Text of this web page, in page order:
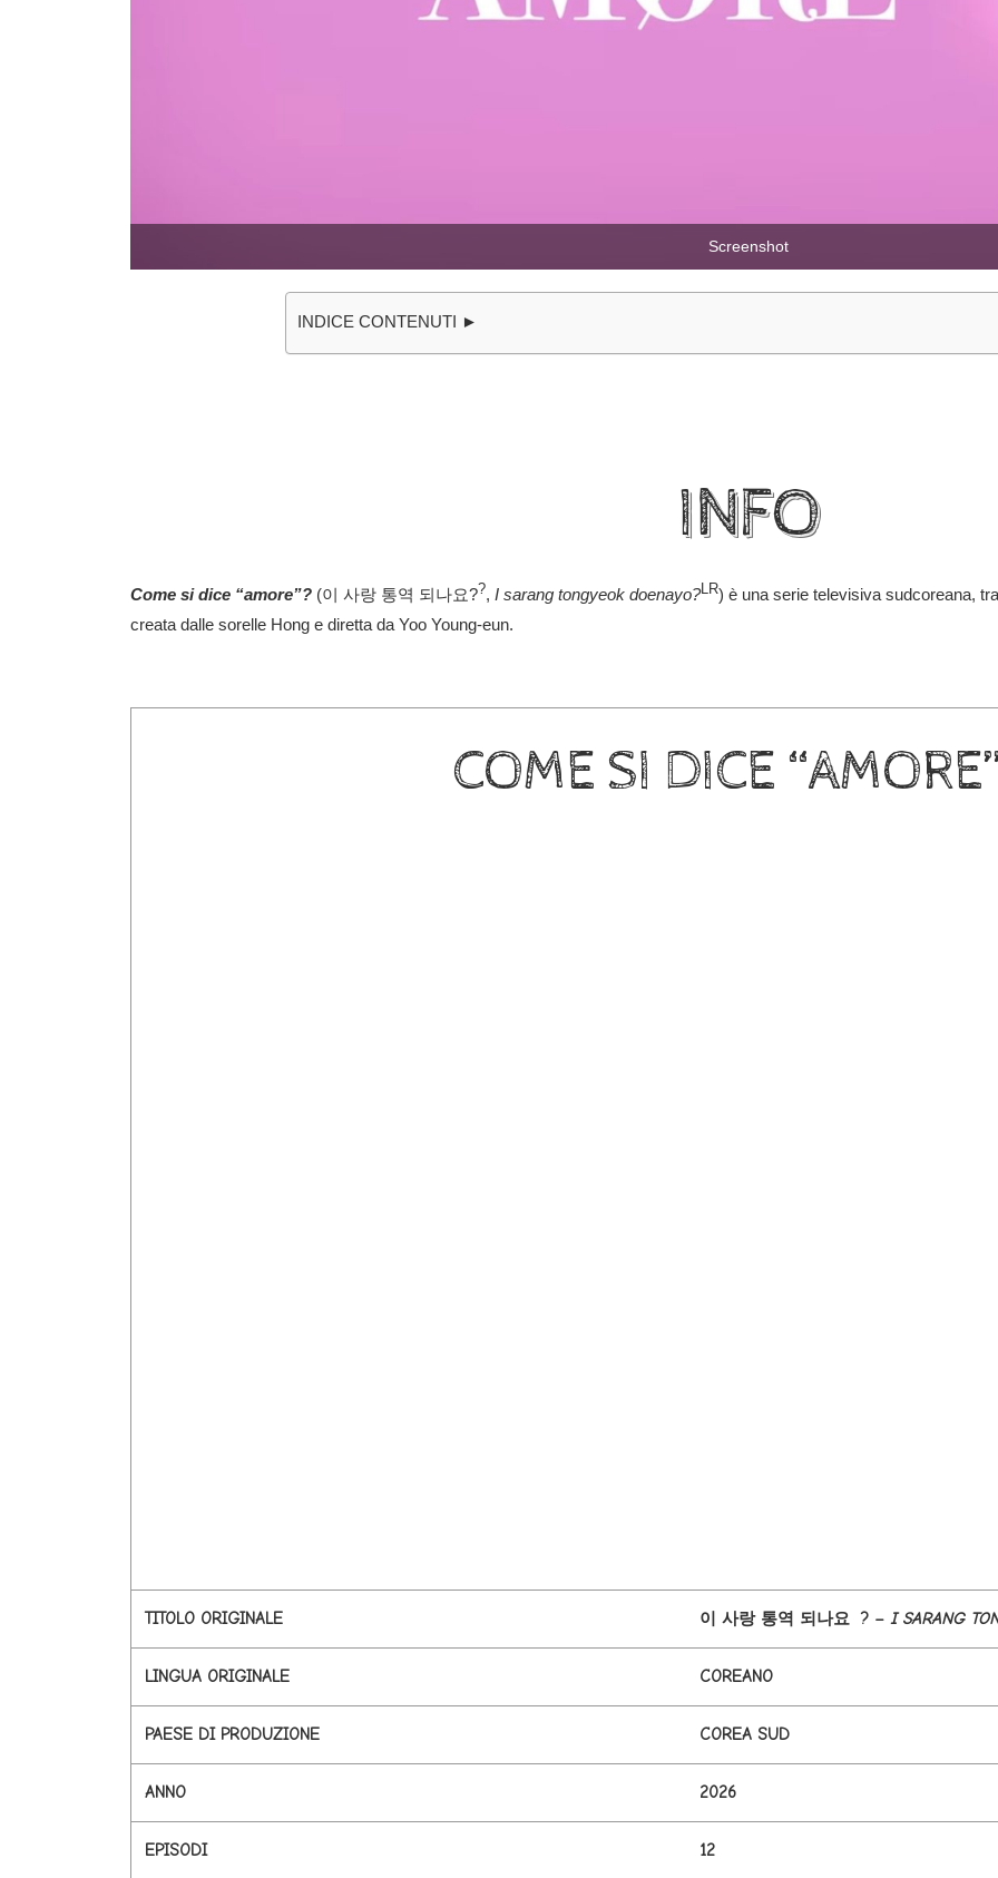
Screenshot
INDICE CONTENUTI ►
INFO
Come si dice “amore”? (이 사랑 통역 되나요??, I sarang tongyeok doenayo?LR) è una serie televisiva sudcoreana,
creata dalle sorelle Hong e diretta da Yoo Young-eun.
COME SI DICE
TITOLO ORIGINALE 이 사랑 통역 되나요 ? – I SARANG
LINGUA ORIGINALE COREANO
PAESE DI PRODUZIONE COREA SUD
ANNO 2026
EPISODI 12